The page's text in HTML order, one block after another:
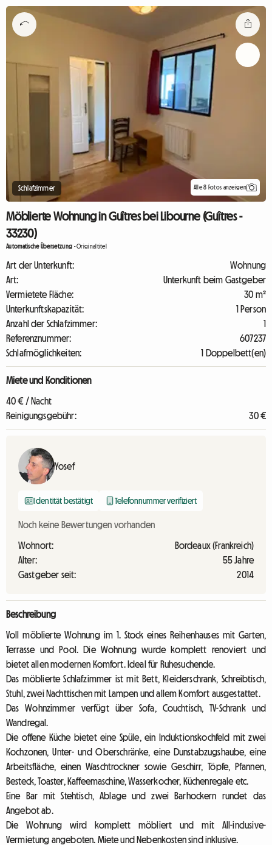
Schlafzimmer Alle 8 Fotos anzeigen
Möblierte Wohnung in Guîtres bei Libourne (Guîtres -
33230)
Automatische Übersetzung -Originaltitel
Art der Unterkunft:
Wohnung
Art:
Unterkunft beim Gastgeber
Vermietete Fläche:
30 m²
Unterkunftskapazität:
1 Person
Anzahl der Schlafzimmer:
1
Referenznummer:
607237
Schlafmöglichkeiten:
1 Doppelbett(en)
Miete und Konditionen
40 € / Nacht
Reinigungsgebühr:
30 €
Yosef
Identität bestätigt Telefonnummer verifiziert
Noch keine Bewertungen vorhanden
Wohnort:
Bordeaux (Frankreich)
Alter:
55 Jahre
Gastgeber seit:
2014
Beschreibung
Voll möblierte Wohnung im 1. Stock eines Reihenhauses mit Garten,
Terrasse und Pool. Die Wohnung wurde komplett renoviert und
bietet allen modernen Komfort. Ideal für Ruhesuchende.
Das möblierte Schlafzimmer ist mit Bett, Kleiderschrank, Schreibtisch,
Stuhl, zwei Nachttischen mit Lampen und allem Komfort ausgestattet.
Das Wohnzimmer verfügt über Sofa, Couchtisch, TV-Schrank und
Wandregal.
Die offene Küche bietet eine Spüle, ein Induktionskochfeld mit zwei
Kochzonen, Unter- und Oberschränke, eine Dunstabzugshaube, eine
Arbeitsfläche, einen Waschtrockner sowie Geschirr, Töpfe, Pfannen,
Besteck, Toaster, Kaffeemaschine, Wasserkocher, Küchenregale etc.
Eine Bar mit Stehtisch, Ablage und zwei Barhockern rundet das
Angebot ab.
Die Wohnung wird komplett möbliert und mit All-inclusive-
Vermietung angeboten. Miete und Nebenkosten sind inklusive.